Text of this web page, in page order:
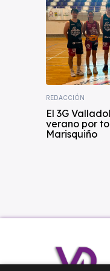
REDACCIÓN
El 3G
verano por
Marisquiño